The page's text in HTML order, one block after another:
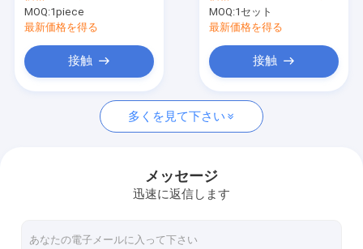
連絡 ください
ニュース
引金 を 求め て ください
スマートな車の警報システム
オートバイGPSの追跡者
MOQ:1piece
最新価格を得る
接触
MOQ:1セット
最新価格を得る
接触
多くを見て下さい
メッセージ
迅速に返信します